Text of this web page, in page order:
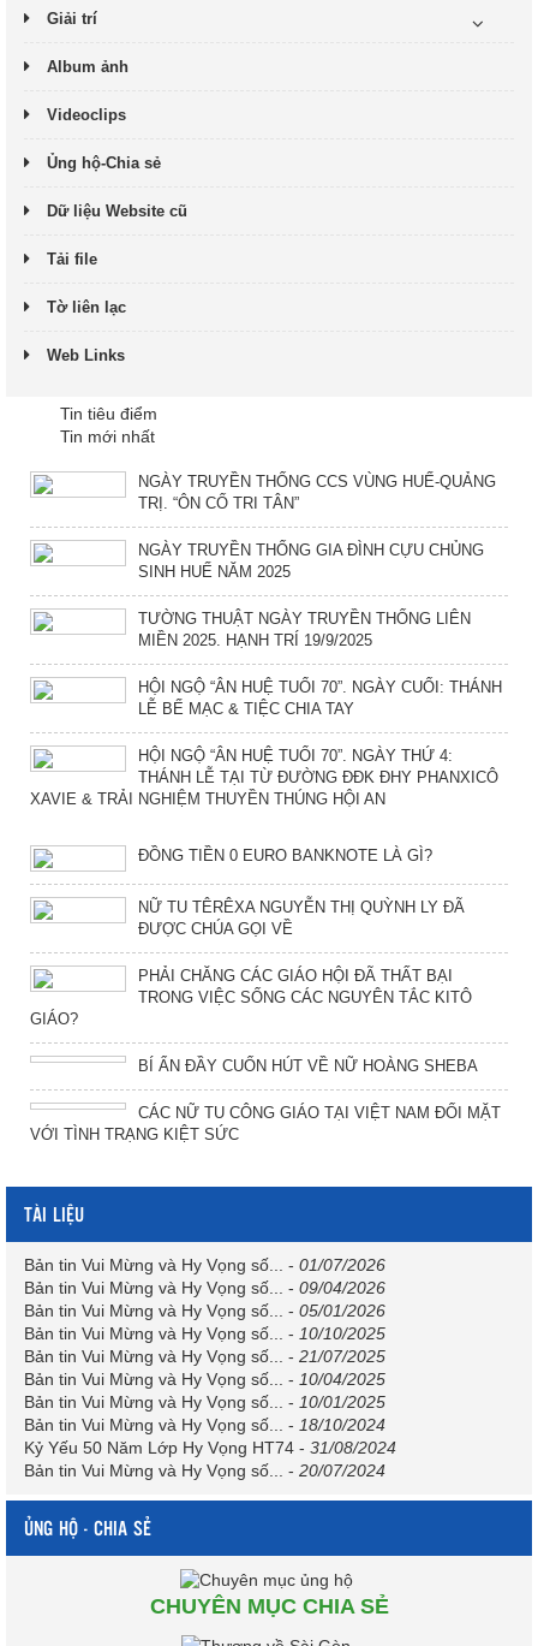
Giải trí
Album ảnh
Videoclips
Ủng hộ-Chia sẻ
Dữ liệu Website cũ
Tải file
Tờ liên lạc
Web Links
Tin tiêu điểm
Tin mới nhất
NGÀY TRUYỀN THỐNG CCS VÙNG HUẾ-QUẢNG
TRỊ. “ÔN CỐ TRI TÂN”
NGÀY TRUYỀN THỐNG GIA ĐÌNH CỰU CHỦNG
SINH HUẾ NĂM 2025
TƯỜNG THUẬT NGÀY TRUYỀN THỐNG LIÊN
MIỀN 2025. HẠNH TRÍ 19/9/2025
HỘI NGỘ “ÂN HUỆ TUỔI 70”. NGÀY CUỐI: THÁNH
LỄ BẾ MẠC & TIỆC CHIA TAY
HỘI NGỘ “ÂN HUỆ TUỔI 70”. NGÀY THỨ 4:
THÁNH LỄ TẠI TỪ ĐƯỜNG ĐĐK ĐHY PHANXICÔ
XAVIE & TRẢI NGHIỆM THUYỀN THÚNG HỘI AN
ĐỒNG TIỀN 0 EURO BANKNOTE LÀ GÌ?
NỮ TU TÊRÊXA NGUYỄN THỊ QUỲNH LY ĐÃ
ĐƯỢC CHÚA GỌI VỀ
PHẢI CHĂNG CÁC GIÁO HỘI ĐÃ THẤT BẠI
TRONG VIỆC SỐNG CÁC NGUYÊN TẮC KITÔ
GIÁO?
BÍ ẨN ĐẦY CUỐN HÚT VỀ NỮ HOÀNG SHEBA
CÁC NỮ TU CÔNG GIÁO TẠI VIỆT NAM ĐỐI MẶT
VỚI TÌNH TRẠNG KIỆT SỨC
TÀI LIỆU
Bản tin Vui Mừng và Hy Vọng số... - 01/07/2026
Bản tin Vui Mừng và Hy Vọng số...
- 09/04/2026
Bản tin Vui Mừng và Hy Vọng số...
- 05/01/2026
Bản tin Vui Mừng và Hy Vọng số...
- 10/10/2025
Bản tin Vui Mừng và Hy Vọng số...
- 21/07/2025
Bản tin Vui Mừng và Hy Vọng số...
- 10/04/2025
Bản tin Vui Mừng và Hy Vọng số...
- 10/01/2025
Bản tin Vui Mừng và Hy Vọng số...
- 18/10/2024
Kỷ Yếu 50 Năm Lớp Hy Vọng HT74 - 31/08/2024
Bản tin Vui Mừng và Hy Vọng số...
- 20/07/2024
ỦNG HỘ - CHIA SẺ
CHUYÊN MỤC CHIA SẺ